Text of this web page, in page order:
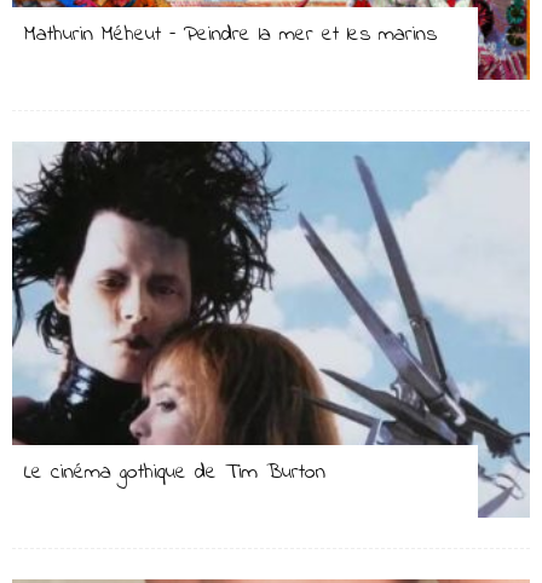
Mathurin Méheut – Peindre la mer et les marins
Le cinéma gothique de Tim Burton